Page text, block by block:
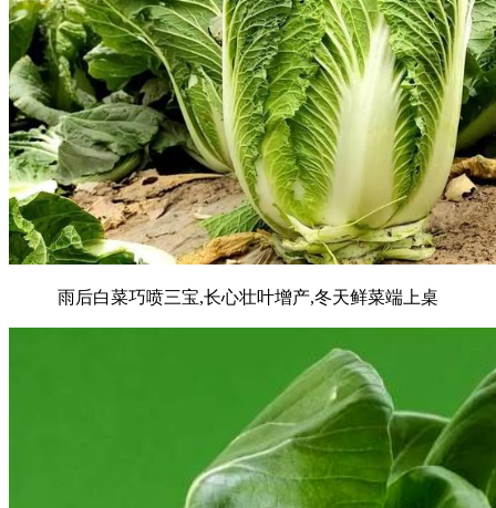
雨后白菜巧喷三宝,长心壮叶增产,冬天鲜菜端上桌